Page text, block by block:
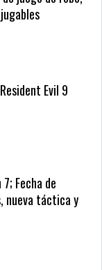
Evil 9
Fecha de
nueva táctica y